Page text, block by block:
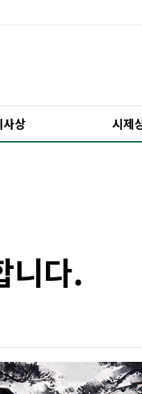
사상 시제
니다.